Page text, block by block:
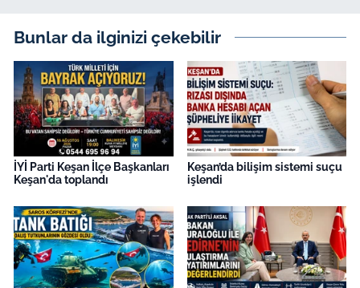
Bunlar da ilginizi çekebilir
İYİ Parti Keşan İlçe Başkanları
Keşan'da toplandı
Keşan’da bilişim sistemi suçu
işlendi